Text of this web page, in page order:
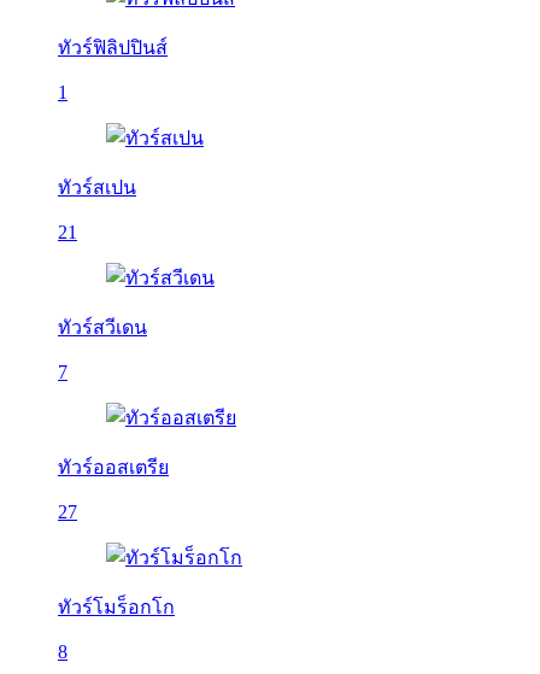
ทัวร์ฟิลิปปินส์
1
ทัวร์สเปน
21
ทัวร์สวีเดน
7
ทัวร์ออสเตรีย
27
ทัวร์โมร็อกโก
8